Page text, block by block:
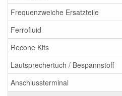
Frequenzweiche Ersatzteile
Ferrofluid
Recone Kits
Lautsprechertuch / Bespannstoff
Anschlussterminal